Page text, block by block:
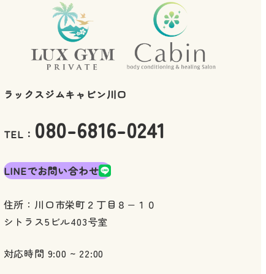
ラックスジムキャビン川口
TEL： 080-6816-0241
LINEでお問い合わせ
住所：川口市栄町２丁目８−１０
シトラス5ビル403号室
対応時間 9:00 ~ 22:00